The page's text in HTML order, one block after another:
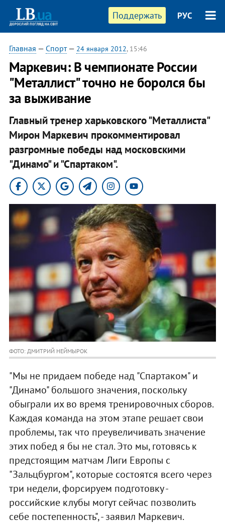
Поддержать РУС
Главная — Спорт— 24 января 2012, 15:46
Маркевич: В чемпионате России
"Металлист" точно не боролся бы
за выживание
Главный тренер харьковского "Металлиста"
Мирон Маркевич прокомментировал
разгромные победы над московскими
"Динамо" и "Спартаком".
ФОТО: ДМИТРИЙ НЕЙМЫРОК
"Мы не придаем победе над "Спартаком" и
"Динамо" большого значения, поскольку
обыграли их во время тренировочных сборов.
Каждая команда на этом этапе решает свои
проблемы, так что преувеличивать значение
этих побед я бы не стал. Это мы, готовясь к
предстоящим матчам Лиги Европы с
"Зальцбургом", которые состоятся всего через
три недели, форсируем подготовку -
российские клубы могут сейчас позволить
себе постепенность", - заявил Маркевич.